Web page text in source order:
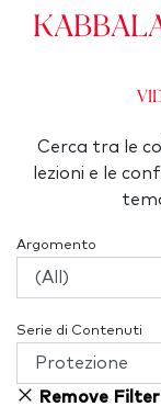
Cerca tra le
lezioni e le
Argomento
Serie di Contenuti
Remove Filter